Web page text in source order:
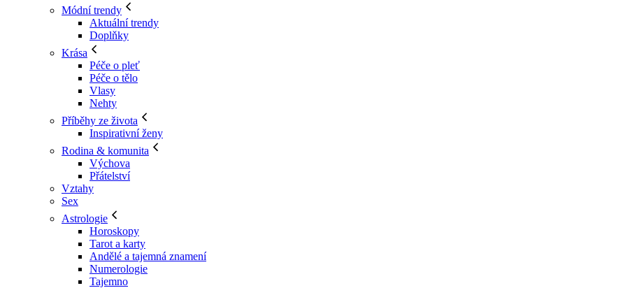
Módní trendy
Aktuální trendy
Doplňky
Krása
Péče o pleť
Péče o tělo
Vlasy
Nehty
Příběhy ze života
Inspirativní ženy
Rodina & komunita
Výchova
Přátelství
Vztahy
Sex
Astrologie
Horoskopy
Tarot a karty
Andělé a tajemná znamení
Numerologie
Tajemno